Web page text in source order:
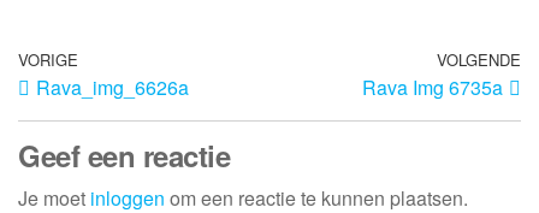
VORIGE
Rava_img_6626a
VOLGENDE
Rava Img 6735a
Geef een reactie
Je moet inloggen om een reactie te kunnen plaatsen.